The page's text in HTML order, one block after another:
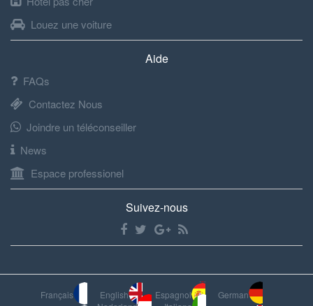
Louez une voiture
Aide
FAQs
Contactez Nous
Joindre un téléconseiller
News
Espace professionel
Suivez-nous
Français English Espagnol
German